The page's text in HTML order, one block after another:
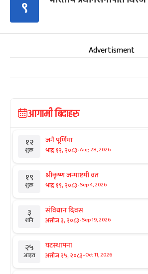
९
Advertisment
आगामी बिदाहरु
१२
शुक्र
जनै पूर्णिमा
भाद्र १२, २०८३-Aug 28, 2026
१९
शुक्र
श्रीकृष्ण जन्माष्टमी व्रत
भाद्र १९, २०८३-Sep 4, 2026
३
शनि
संविधान दिवस
असोज ३, २०८३-Sep 19, 2026
२५
आइत
घटस्थापना
असोज २५, २०८३-Oct 11, 2026